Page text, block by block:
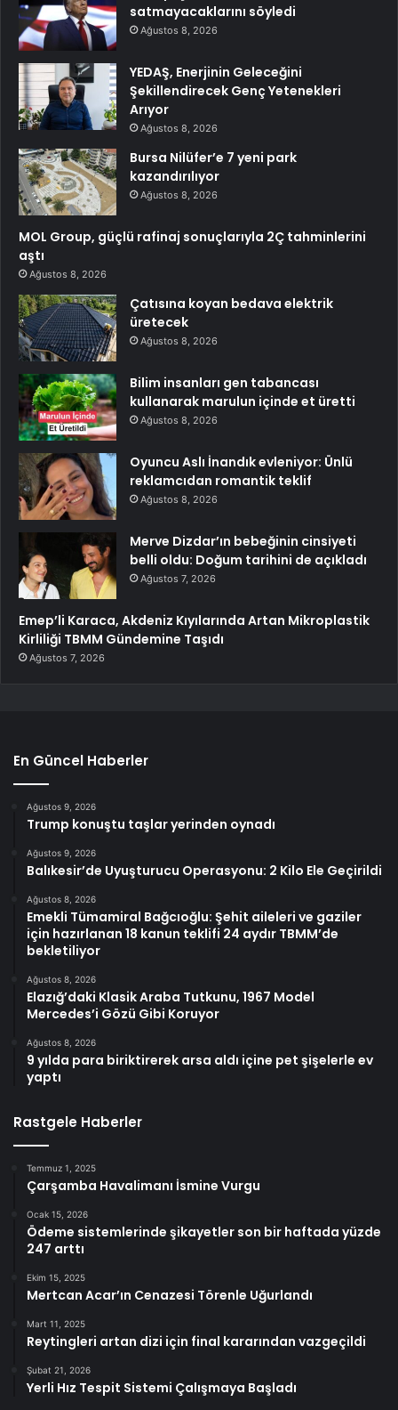
satmayacaklarını söyledi
Ağustos 8, 2026
YEDAŞ, Enerjinin Geleceğini
Şekillendirecek Genç Yetenekleri
Arıyor
Ağustos 8, 2026
Bursa Nilüfer’e 7 yeni park
kazandırılıyor
Ağustos 8, 2026
MOL Group, güçlü rafinaj sonuçlarıyla 2Ç tahminlerini
aştı
Ağustos 8, 2026
Çatısına koyan bedava elektrik
üretecek
Ağustos 8, 2026
Bilim insanları gen tabancası
kullanarak marulun içinde et üretti
Ağustos 8, 2026
Oyuncu Aslı İnandık evleniyor: Ünlü
reklamcıdan romantik teklif
Ağustos 8, 2026
Merve Dizdar’ın bebeğinin cinsiyeti
belli oldu: Doğum tarihini de açıkladı
Ağustos 7, 2026
Emep’li Karaca, Akdeniz Kıyılarında Artan Mikroplastik
Kirliliği TBMM Gündemine Taşıdı
Ağustos 7, 2026
En Güncel Haberler
Ağustos 9, 2026
Trump konuştu taşlar yerinden oynadı
Ağustos 9, 2026
Balıkesir’de Uyuşturucu Operasyonu: 2 Kilo Ele Geçirildi
Ağustos 8, 2026
Emekli Tümamiral Bağcıoğlu: Şehit aileleri ve gaziler
için hazırlanan 18 kanun teklifi 24 aydır TBMM’de
bekletiliyor
Ağustos 8, 2026
Elazığ’daki Klasik Araba Tutkunu, 1967 Model
Mercedes’i Gözü Gibi Koruyor
Ağustos 8, 2026
9 yılda para biriktirerek arsa aldı içine pet şişelerle ev
yaptı
Rastgele Haberler
Temmuz 1, 2025
Çarşamba Havalimanı İsmine Vurgu
Ocak 15, 2026
Ödeme sistemlerinde şikayetler son bir haftada yüzde
247 arttı
Ekim 15, 2025
Mertcan Acar’ın Cenazesi Törenle Uğurlandı
Mart 11, 2025
Reytingleri artan dizi için final kararından vazgeçildi
Şubat 21, 2026
Yerli Hız Tespit Sistemi Çalışmaya Başladı